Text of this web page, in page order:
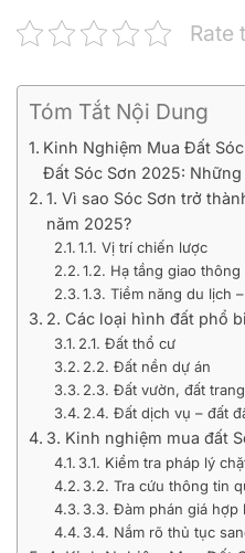
Rate
Tóm Tắt Nội Dung
Kinh Nghiệm Mua Đất
Đất Sóc Sơn 2025:
1. Vì sao Sóc Sơn trở
năm 2025?
1.1. Vị trí chiến lược
1.2. Hạ tầng giao
1.3. Tiềm năng du lịch
2. Các loại hình đất phổ
2.1. Đất thổ cư
2.2. Đất nền dự án
2.3. Đất vườn, đất
2.4. Đất dịch vụ – đất
3. Kinh nghiệm mua đất
3.1. Kiểm tra pháp lý
3.2. Tra cứu thông tin
3.3. Đàm phán giá hợp
3.4. Nắm rõ thủ tục